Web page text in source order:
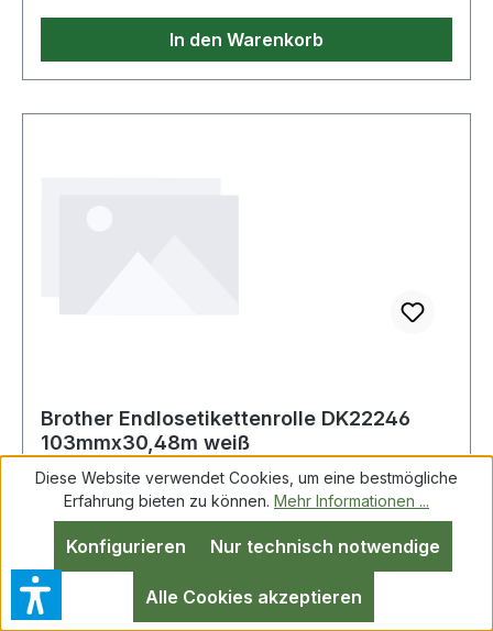
In den Warenkorb
Brother Endlosetikettenrolle DK22246
103mmx30,48m weiß
BROTHER DK22246 Brother Endlosetikett 103
mm x 30,48 m (B x L) mit Führungslochr Mit der
Original Brother DK-22246 Endlosetikettenrolle
mit schwarzer Schrift auf weißem Hintergrund
Diese Website verwendet Cookies, um eine bestmögliche
Erfahrung bieten zu können. Mehr Informationen ...
Nur technisch notwendige
Konfigurieren
Alle Cookies akzeptieren